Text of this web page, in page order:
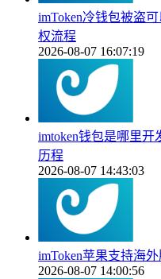
imToken冷钱包被盗
权流程
2026-08-07 16:07:19
imtoken钱包是哪里
历程
2026-08-07 14:43:03
imToken苹果支持海
2026-08-07 14:00:56